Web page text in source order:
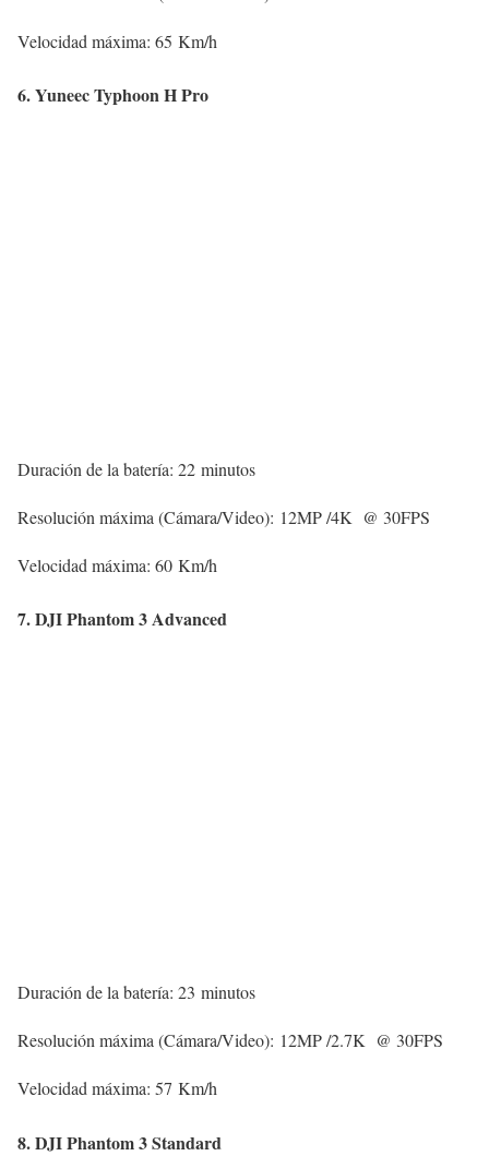
Velocidad máxima: 65 Km/h
6. Yuneec Typhoon H Pro
Duración de la batería: 22 minutos
Resolución máxima (Cámara/Video): 12MP /4K @ 30FPS
Velocidad máxima: 60 Km/h
7. DJI Phantom 3 Advanced
Duración de la batería: 23 minutos
Resolución máxima (Cámara/Video): 12MP /2.7K @ 30FPS
Velocidad máxima: 57 Km/h
8. DJI Phantom 3 Standard